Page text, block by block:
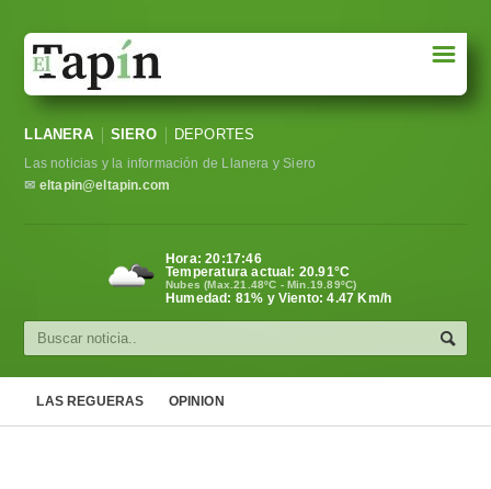
Sociedad
Política
Cultura
☰
LLANERA SIERO DEPORTES
Las noticias y la información de Llanera y Siero
✉ eltapin@eltapin.com
Hora:20:17:47
Temperatura actual: 20.91°C
Nubes (Max.21.48ºC - Min.19.89ºC)
Humedad: 81% y Viento: 4.47 Km/h
LAS REGUERAS OPINION